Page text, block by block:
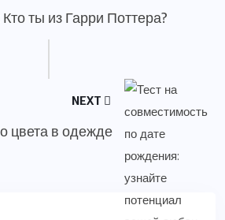
Кто ты из Гарри Поттера?
NEXT
цвета в одежде